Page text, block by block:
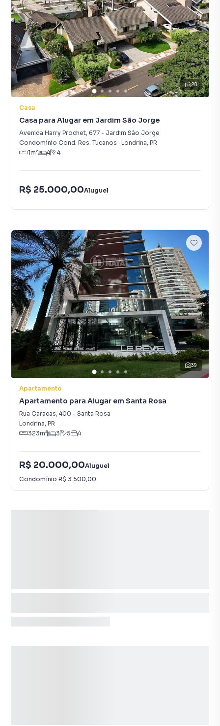
28
Casa
Casa para Alugar em Jardim São Jorge
Avenida Harry Prochet, 677 - Jardim São Jorge
Condomínio Cond. Res. Tucanos · Londrina, PR
1m² 4 4
R$ 25.000,00Aluguel
39
Apartamento
Apartamento para Alugar em Santa Rosa
Rua Caracas, 400 - Santa Rosa
Londrina, PR
323m² 3 5 4
R$ 20.000,00Aluguel
Condomínio R$ 3.500,00